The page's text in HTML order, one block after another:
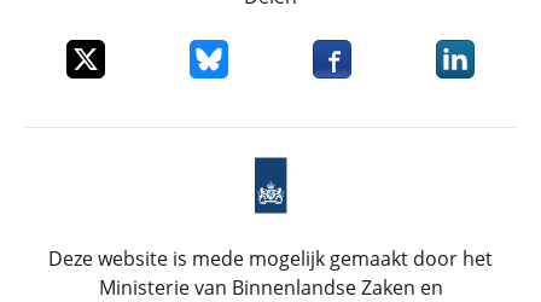
Deel dit item op XDeel dit item op Bluesky
Deel dit item opDeel dit
Deze website is mede mogelijk gemaakt door het
Ministerie van Binnenlandse Zaken en